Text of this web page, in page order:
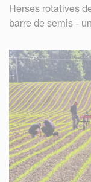
Herses rotatives
barre de semis -